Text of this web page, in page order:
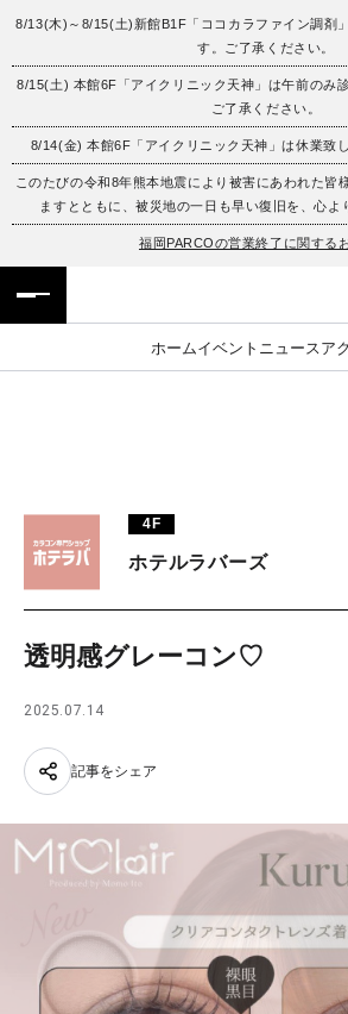
8/13(木)～8/15(土)新館B1F「ココカラファイン調剤
す。ご了承ください。
8/15(土) 本館6F「アイクリニック天神」は午前のみ
ご了承ください。
8/14(金) 本館6F「アイクリニック天神」は休業致
このたびの令和8年熊本地震により被害にあわれた皆
ますとともに、被災地の一日も早い復旧を、心よ
福岡PARCOの営業終了に関する
ホームイベント ニュース ア
フロアガイド
施設案内・アクセス
イベント・ポップアップ
レストラン・カフェ
ENGLISH
繁体字
簡体字
ภาษาไทย
4F
ホテルラバーズ
透明感グレーコン♡
2025.07.14
記事をシェア